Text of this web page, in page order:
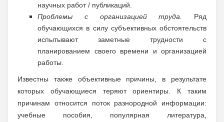
научных работ / публикаций.
Проблемы с организацией труда. Ряд
обучающихся в силу субъективных обстоятельств
испытывают заметные трудности с
планированием своего времени и организацией
работы.
Известны также объективные причины, в результате
которых обучающиеся теряют ориентиры. К таким
причинам относится поток разнородной информации:
учебные пособия, популярная литература,